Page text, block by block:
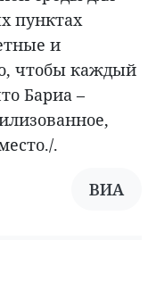
пунктах
и
чтобы каждый
Бариа –
.
ВИА